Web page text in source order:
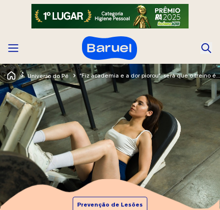
Universo do Pé “Fiz academia e a dor piorou”: será que o treino é vilão?
Prevenção de Lesões